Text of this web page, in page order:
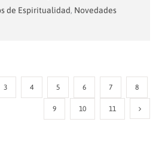
de Espiritualidad, Novedades
3 4 5 6 7 8
9 10 11